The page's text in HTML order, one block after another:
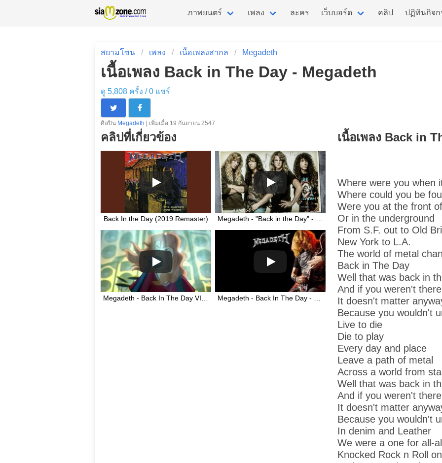
ภาพยนตร์ เพลง ละคร เว็บบอร์ด คลิป ปฏิทินกิจก
สยามโซน เพลง เนื้อเพลงสากล Megadeth
เนื้อเพลง Back in The Day - Megadeth
ดู 5,808 ครั้ง /0 แชร์
ศิลปิน Megadeth | เพิ่มเมื่อ 19 กันยายน 2547
คลิปที่เกี่ยวข้อง
Back In the Day (2019 Remaster) Megadeth - "Back in the Day" - The System Has Failed (2004)
Megadeth - Back In The Day VIDEO Megadeth - Back In The Day - Lyrics (HD)
เนื้อเพลง Back in
Where were you when
Where could you be
Were you at the front
Or in the underground
From S.F. out to Old
New York to L.A.
The world of metal
Back in The Day
Well that was back in
And if you weren't there
It doesn't matter
Because you wouldn't
Live to die
Die to play
Every day and place
Leave a path of metal
Across a world from
Well that was back in
And if you weren't there
It doesn't matter
Because you wouldn't
In denim and Leather
We were a one for all-
Knocked Rock n Roll